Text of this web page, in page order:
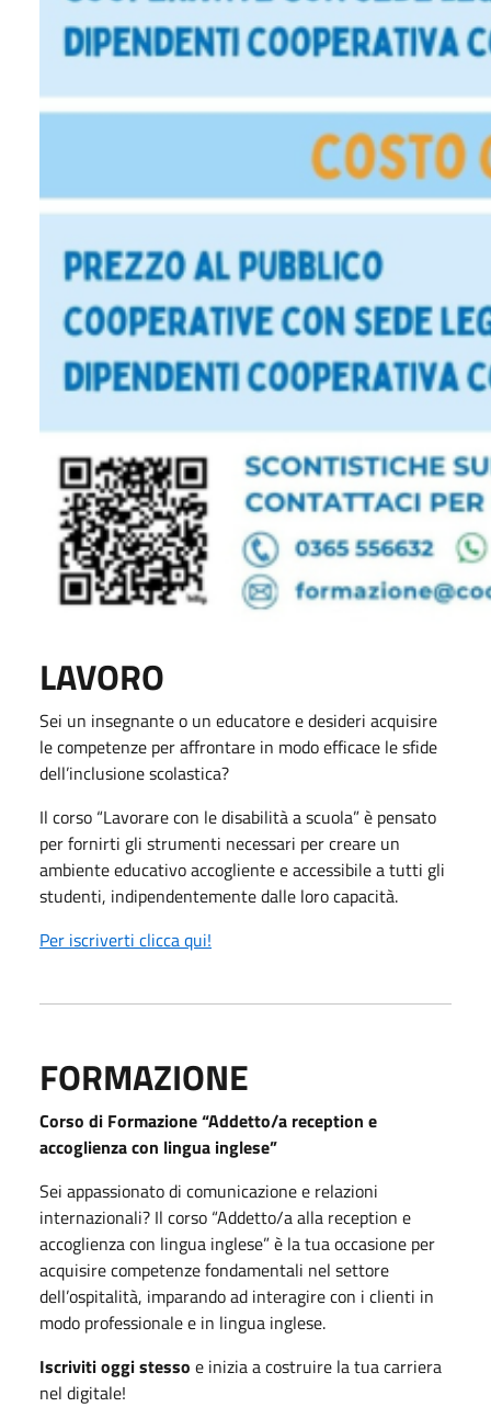
LAVORO
Sei un insegnante o un educatore e desideri acquisire
le competenze per affrontare in modo efficace le sfide
dell’inclusione scolastica?
Il corso “Lavorare con le disabilità a scuola” è pensato
per fornirti gli strumenti necessari per creare un
ambiente educativo accogliente e accessibile a tutti gli
studenti, indipendentemente dalle loro capacità.
Per iscriverti clicca qui!
FORMAZIONE
Corso di Formazione “Addetto/a reception e
accoglienza con lingua inglese”
Sei appassionato di comunicazione e relazioni
internazionali? Il corso “Addetto/a alla reception e
accoglienza con lingua inglese” è la tua occasione per
acquisire competenze fondamentali nel settore
dell’ospitalità, imparando ad interagire con i clienti in
modo professionale e in lingua inglese.
Iscriviti oggi stesso e inizia a costruire la tua carriera
nel digitale!